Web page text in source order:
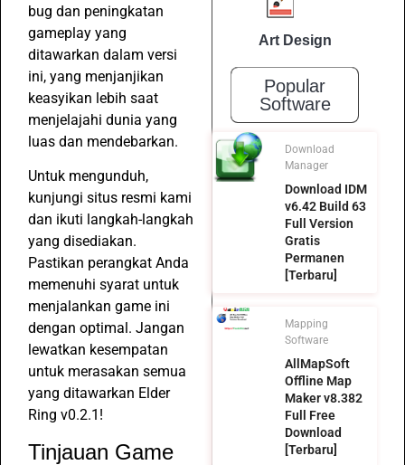
bug dan peningkatan
gameplay yang
ditawarkan dalam versi
ini, yang menjanjikan
keasyikan lebih saat
menjelajahi dunia yang
luas dan mendebarkan.
Untuk mengunduh,
kunjungi situs resmi kami
dan ikuti langkah-langkah
yang disediakan.
Pastikan perangkat Anda
memenuhi syarat untuk
menjalankan game ini
dengan optimal. Jangan
lewatkan kesempatan
untuk merasakan semua
yang ditawarkan Elder
Ring v0.2.1!
Tinjauan Game
Art Design
Popular
Software
Download
Manager
Download IDM
v6.42 Build 63
Full Version
Gratis
Permanen
[Terbaru]
Mapping
Software
AllMapSoft
Offline Map
Maker v8.382
Full Free
Download
[Terbaru]